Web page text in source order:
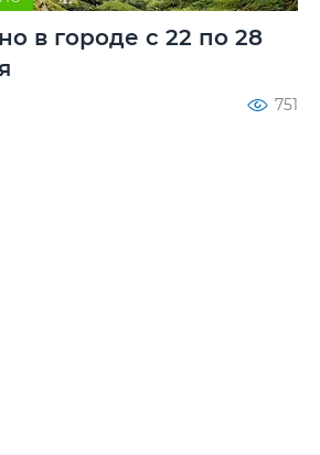
в городе с 22 по 28
751